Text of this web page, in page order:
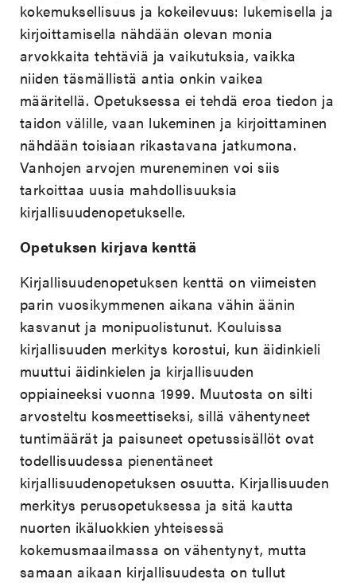
kokemuksellisuus ja kokeilevuus: lukemisella ja
kirjoittamisella nähdään olevan monia
arvokkaita tehtäviä ja vaikutuksia, vaikka
niiden täsmällistä antia onkin vaikea
määritellä. Opetuksessa ei tehdä eroa tiedon ja
taidon välille, vaan lukeminen ja kirjoittaminen
nähdään toisiaan rikastavana jatkumona.
Vanhojen arvojen mureneminen voi siis
tarkoittaa uusia mahdollisuuksia
kirjallisuudenopetukselle.
Opetuksen kirjava kenttä
Kirjallisuudenopetuksen kenttä on viimeisten
parin vuosikymmenen aikana vähin äänin
kasvanut ja monipuolistunut. Kouluissa
kirjallisuuden merkitys korostui, kun äidinkieli
muuttui äidinkielen ja kirjallisuuden
oppiaineeksi vuonna 1999. Muutosta on silti
arvosteltu kosmeettiseksi, sillä vähentyneet
tuntimäärät ja paisuneet opetussisällöt ovat
todellisuudessa pienentäneet
kirjallisuudenopetuksen osuutta. Kirjallisuuden
merkitys perusopetuksessa ja sitä kautta
nuorten ikäluokkien yhteisessä
kokemusmaailmassa on vähentynyt, mutta
samaan aikaan kirjallisuudesta on tullut